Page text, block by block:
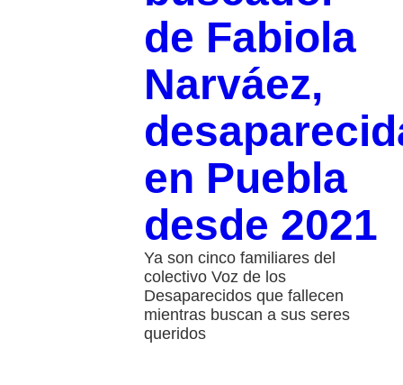
de Fabiola
Narváez,
en Puebla
desde 2021
Ya son cinco familiares del
colectivo Voz de los
Desaparecidos que fallecen
mientras buscan a sus seres
queridos